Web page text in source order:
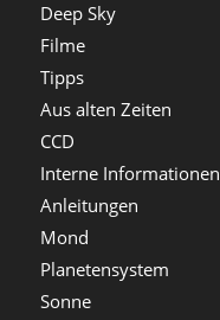
Deep Sky
Filme
Tipps
Aus alten Zeiten
CCD
Interne Informationen
Anleitungen
Mond
Planetensystem
Sonne